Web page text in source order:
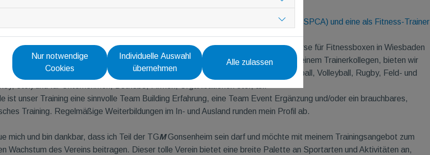
Trainer-Lizenz für olympisches Boxen (DOSB), eine für Fitness-Kickboxen (SPCA) und eine als Fitness-Trainer
Jahren leite ich, alleine oder gemeinsam mit einem Trainerkollegen, Trainingskurse für Fitnessboxen in Wiesbaden
und habe mich somit auf diese Trendsportart spezialisiert. Gemeinsam mit einem Trainerkollegen, bieten wir
Fitnessboxen-Training für Sportmannschaften (z.B. Fußball, Basketball, Handball, Volleyball, Rugby, Feld- und
ist unser Training eine sinnvolle Team Building Erfahrung, eine Team Event Ergänzung und/oder ein brauchbares,
Training. Regelmäßige Weiterbildungen im In- und Ausland runden mein Profil ab.
mich und bin dankbar, dass ich Teil der TGMGonsenheim sein darf und möchte mit meinem Trainingsangebot zum
Wachstum des Vereins beitragen. Dieser tolle Verein bietet eine breite Palette an Sportarten und Aktivitäten an,
Nur notwendige
Cookies
Individuelle Auswahl
übernehmen
Alle zulassen